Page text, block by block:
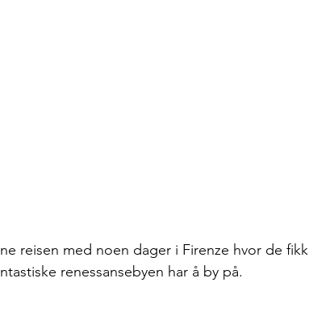
reisen med noen dager i Firenze hvor de fikk
renessansebyen har å by på.